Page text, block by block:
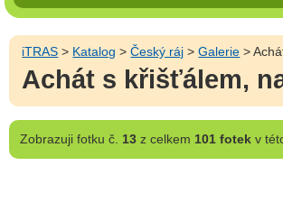
iTRAS > Katalog >Český ráj >Galerie >
Achát s křišťálem,
Zobrazujifotku č. 13z celkem 101 fotekv